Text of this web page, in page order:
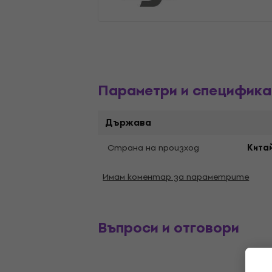
Параметри и
Държава
Страна на произход
Имам коментар за параметрите
Въпроси и отговори